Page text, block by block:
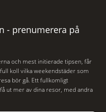
- prenumerera på
och mest initierade tipsen, får
koll vilka weekendstäder som
bör gå. Ett fullkomligt
ut mer av dina resor, med andra